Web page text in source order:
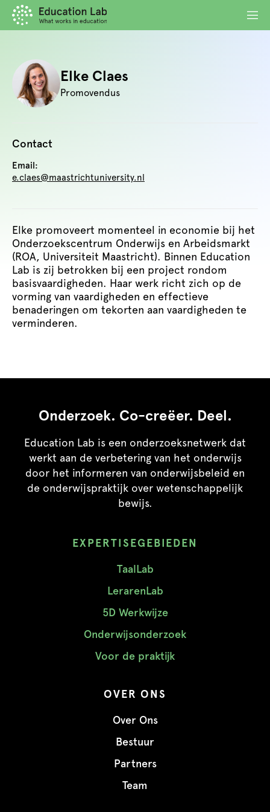
Elke Claes
Promovendus
Contact
Email:
e.claes@maastrichtuniversity.nl
Elke promoveert momenteel in economie bij het
Onderzoekscentrum Onderwijs en Arbeidsmarkt
(ROA, Universiteit Maastricht). Binnen Education
Lab is zij betrokken bij een project rondom
basisvaardigheden. Haar werk richt zich op de
vorming van vaardigheden en effectieve
benaderingen om tekorten aan vaardigheden te
verminderen.
Onderzoek. Co-creëer. Deel.
Education Lab is een onderzoeksnetwerk dat
werkt aan de verbetering van het onderwijs
door het informeren van onderwijsbeleid en
de onderwijspraktijk over wetenschappelijk
bewijs.
EXPERTISEGEBIEDEN
TaalLab
LerarenLab
5D Werkwijze
Onderwijsonderzoek
Voor de praktijk
OVER ONS
Over Ons
Bestuur
Partners
Team